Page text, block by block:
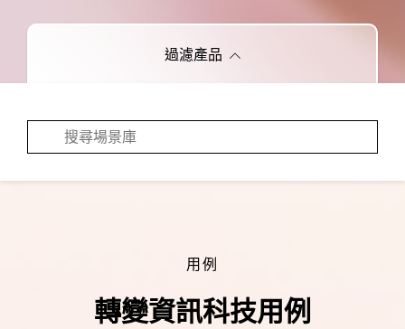
過濾產品
用例
轉變資訊科技用例